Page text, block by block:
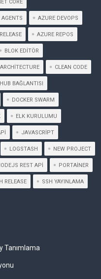
CORE
AGENTS AZURE DEVOPS
AZURE REPOS
BLOK EDITÖR
CLEAN CODE
BAĞLANTISI
DOCKER SWARM
ELK KURULUMU
JAVASCRIPT
LOGSTASH NEW PROJECT
REST API PORTAINER
RELEASE SSH YAYINLAMA
Tanımlama